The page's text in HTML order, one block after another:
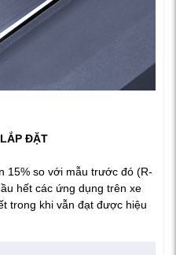
ĐẶT
15% so với mẫu trước đó (R-
hết các ứng dụng trên xe
trong khi vẫn đạt được hiệu